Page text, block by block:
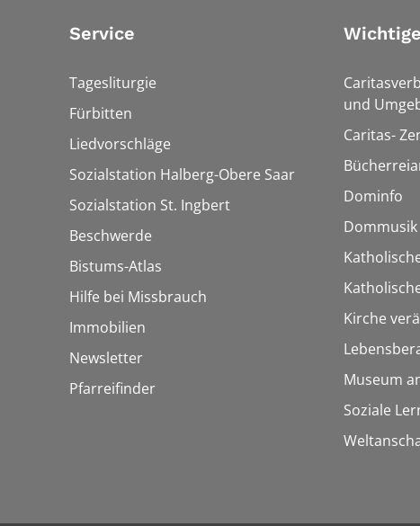
Service
Tagesliturgie
Fürbitten
Liedvorschläge
Sozialstation Halberg-Obere Saar
Sozialstation St. Ingbert
Beschwerde
Bistums-Atlas
Hilfe bei Missbrauch
Immobilien
Newsletter
Pfarreifinder
und
Caritas-
Dominfo
Dommusik
Kirche
Museum
Soziale